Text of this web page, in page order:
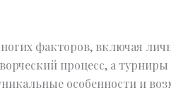
факторов, включая
процесс, а
особенности и